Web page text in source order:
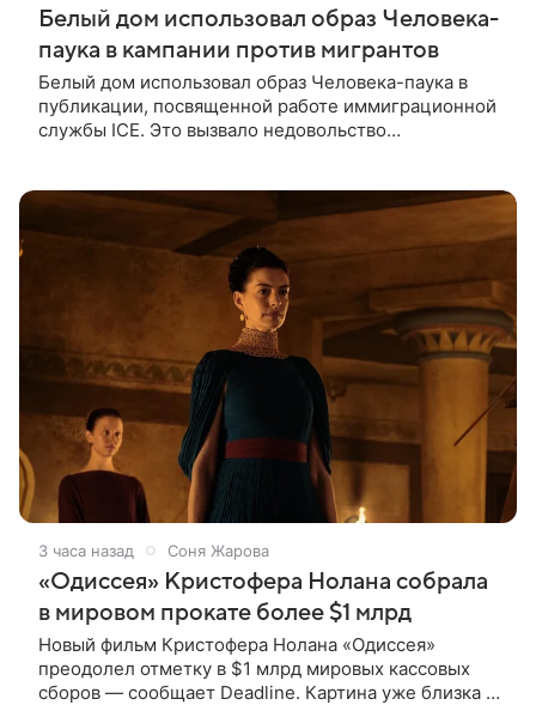
Белый дом использовал образ Человека-
паука в кампании против мигрантов
Белый дом использовал образ Человека-паука в
публикации, посвященной работе иммиграционной
службы ICE. Это вызвало недовольство
3 часа назад Соня Жарова
«Одиссея» Кристофера Нолана собрала
в мировом прокате более $1 млрд
Новый фильм Кристофера Нолана «Одиссея»
преодолел отметку в $1 млрд мировых кассовых
сборов — сообщает Deadline. Картина уже близка к